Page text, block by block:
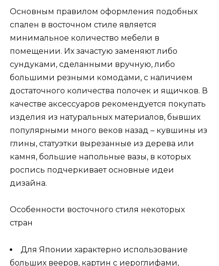
Основным правилом оформления подобных
спален в восточном стиле является
минимальное количество мебели в
помещении. Их зачастую заменяют либо
сундуками, сделанными вручную, либо
большими резными комодами, с наличием
достаточного количества полочек и ящичков. В
качестве аксессуаров рекомендуется покупать
изделия из натуральных материалов, бывших
популярными много веков назад – кувшины из
глины, статуэтки вырезанные из дерева или
камня, большие напольные вазы, в которых
роспись подчеркивает основные идеи
дизайна.
Особенности восточного стиля некоторых
стран
Для Японии характерно использование
больших вееров, картин с иероглифами,